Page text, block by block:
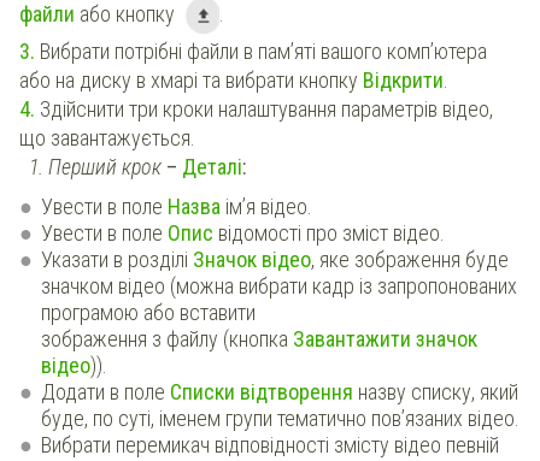
файли або кнопку
.
3. Вибрати потрібні файли в пам’яті вашого комп’ютера
або на диску в хмарі та вибрати кнопку Відкрити
4. Здійснити три кроки налаштування параметрів відео,
що завантажується.
1. Перший крок – Деталі:
Увести в поле Назва ім’я відео.
Увести в поле Опис відомості про зміст відео.
Указати в розділі Значок відео, яке зображення буде
значком відео (можна вибрати кадр із запропонованих
програмою або вставити
зображення з файлу (кнопка Завантажити значок
відео)).
Додати в поле Списки відтворення назву списку, який
буде, по суті, іменем групи тематично пов’язаних відео.
Вибрати перемикач відповідності змісту відео певній